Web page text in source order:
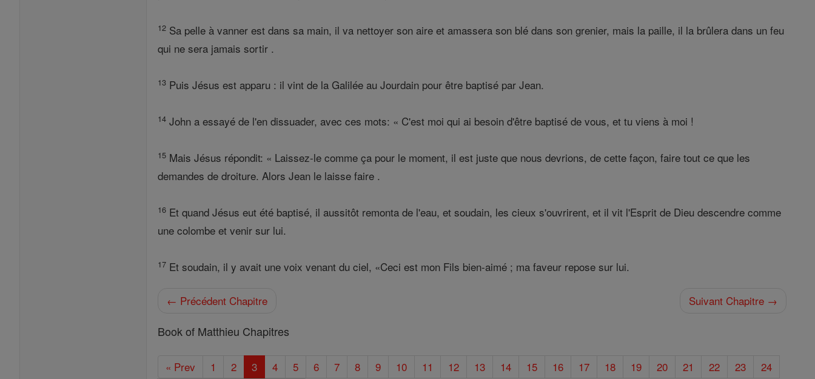
12 Sa pelle à vanner est dans sa main, il va nettoyer son aire et amassera son blé dans son grenier, mais la paille, il la brûlera dans un feu
qui ne sera jamais sortir .
13 Puis Jésus est apparu : il vint de la Galilée au Jourdain pour être baptisé par Jean.
14 John a essayé de l'en dissuader, avec ces mots: « C'est moi qui ai besoin d'être baptisé de vous, et tu viens à moi !
15 Mais Jésus répondit: « Laissez-le comme ça pour le moment, il est juste que nous devrions, de cette façon, faire tout ce que les
demandes de droiture. Alors Jean le laisse faire .
16 Et quand Jésus eut été baptisé, il aussitôt remonta de l'eau, et soudain, les cieux s'ouvrirent, et il vit l'Esprit de Dieu descendre comme
une colombe et venir sur lui.
17 Et soudain, il y avait une voix venant du ciel, «Ceci est mon Fils bien-aimé ; ma faveur repose sur lui.
← Précédent Chapitre Suivant Chapitre →
Book of Matthieu Chapitres
« Prev 1 2 3 4 5 6 7 8 9 10 11 12 13 14 15 16 17 18 19 20 21 22 23
24